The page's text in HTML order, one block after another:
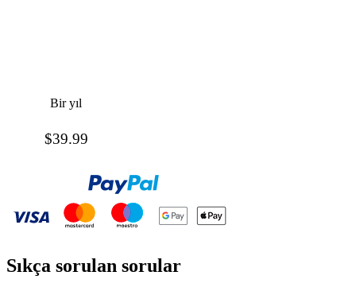
Bir yıl
$39.99
Sıkça sorulan sorular